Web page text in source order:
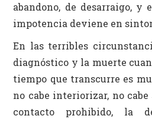
abandono, de desarraigo, y
impotencia deviene en
En las terribles
diagnóstico y la muerte
tiempo que transcurre es
no cabe interiorizar, no
contacto prohibido, la